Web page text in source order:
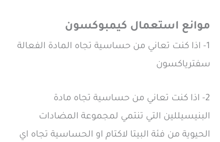
موانع استعمال كيمبوكسون
1- اذا كنت تعاني من حساسية تجاه المادة الفعالة
سفترياكسون
2- اذا كنت تعاني من حساسية تجاه مادة
البنيسيللين التي تنتمي لمجموعة المضادات
الحيوية من فئة البيتا لاكتام او الحساسية تجاه اي